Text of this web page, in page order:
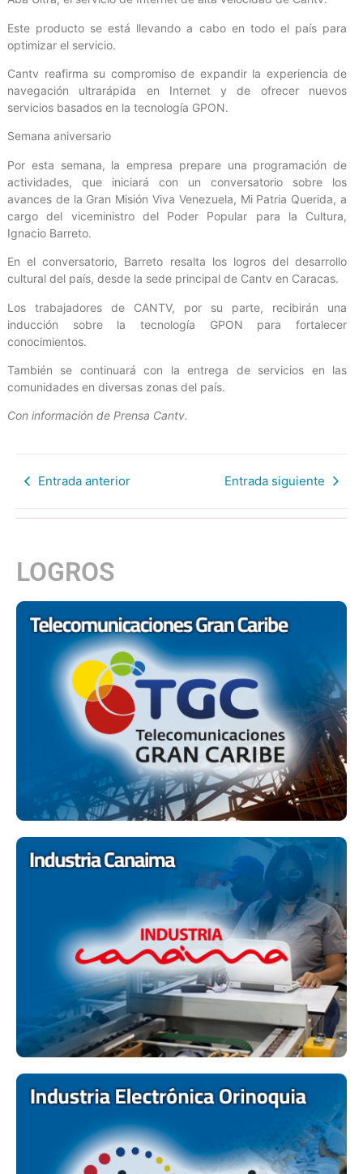
Este producto se está llevando a cabo en todo el país para
optimizar el servicio.
Cantv reafirma su compromiso de expandir la experiencia de
navegación ultrarápida en Internet y de ofrecer nuevos
servicios basados en la tecnología GPON.
Semana aniversario
Por esta semana, la empresa prepare una programación de
actividades, que iniciará con un conversatorio sobre los
avances de la Gran Misión Viva Venezuela, Mi Patria Querida, a
cargo del viceministro del Poder Popular para la Cultura,
Ignacio Barreto.
En el conversatorio, Barreto resalta los logros del desarrollo
cultural del país, desde la sede principal de Cantv en Caracas.
Los trabajadores de CANTV, por su parte, recibirán una
inducción sobre la tecnología GPON para fortalecer
conocimientos.
También se continuará con la entrega de servicios en las
comunidades en diversas zonas del país.
Con información de Prensa Cantv.
Entrada anterior Entrada siguiente
LOGROS